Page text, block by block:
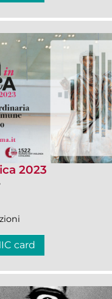
2023
card